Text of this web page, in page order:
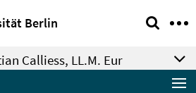
Berlin
Calliess, LL.M. Eur